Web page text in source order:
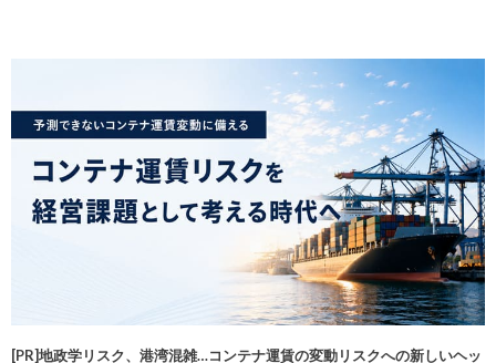
[PR]地政学リスク、港湾混雑…コンテナ運賃の変動リスクへの新しいヘッ